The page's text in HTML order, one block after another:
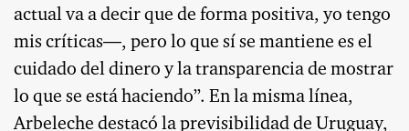
actual va a decir que de forma positiva, yo tengo
mis críticas—, pero lo que sí se mantiene es el
cuidado del dinero y la transparencia de mostrar
lo que se está haciendo”. En la misma línea,
Arbeleche destacó la previsibilidad de Uruguay,